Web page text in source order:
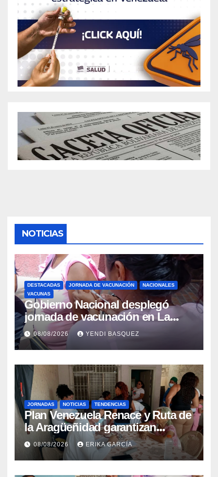
NOTICIAS
DESTACADAS JORNADA DE VACUNACIÓN
NACIONALES
VACUNAS
Gobierno Nacional desplegó
jornada de vacunación en La
Guaira para garantizar protección
epidemiológica
08/08/2026 YENDI BASQUEZ
JORNADAS NOTICIAS TENDENCIAS
Plan Venezuela Renace y Ruta de
la Aragüeñidad garantizan
atención médica integral en
Aragua
08/08/2026 ERIKA GARCÍA